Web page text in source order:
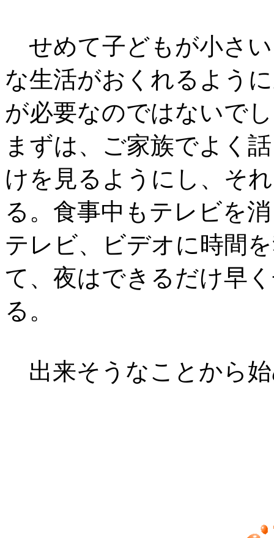
せめて子どもが小さ
な生活がおくれるよう
が必要なのではないで
まずは、ご家族でよく
けを見るようにし、そ
る。食事中もテレビを
テレビ、ビデオに時間
て、夜はできるだけ早
る。
出来そうなことから